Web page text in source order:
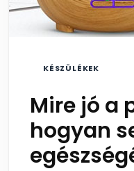
KÉSZÜLÉKEK
Mire jó a
hogyan